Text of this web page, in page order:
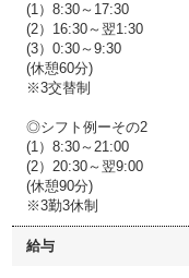
(1）8:30～17:30
(2）16:30～翌1:30
(3）0:30～9:30
(休憩60分)
※3交替制
◎シフト例ーその2
(1）8:30～21:00
(2）20:30～翌9:00
(休憩90分)
※3勤3休制
給与